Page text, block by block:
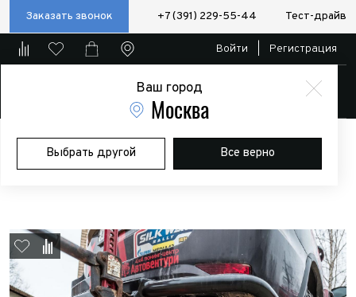
Заказать звонок +7 (391) 229-55-44 Тест-драйв
Ваш город
Москва
Выбрать другой Все верно
Войти Регистрация
Главная Магазин Дополнительное оборудование
Силовые
бампера/пороги/калитки
Бампер РИФ силовой задний Toyota
Fortuner 2015+ c квадратом под фаркоп